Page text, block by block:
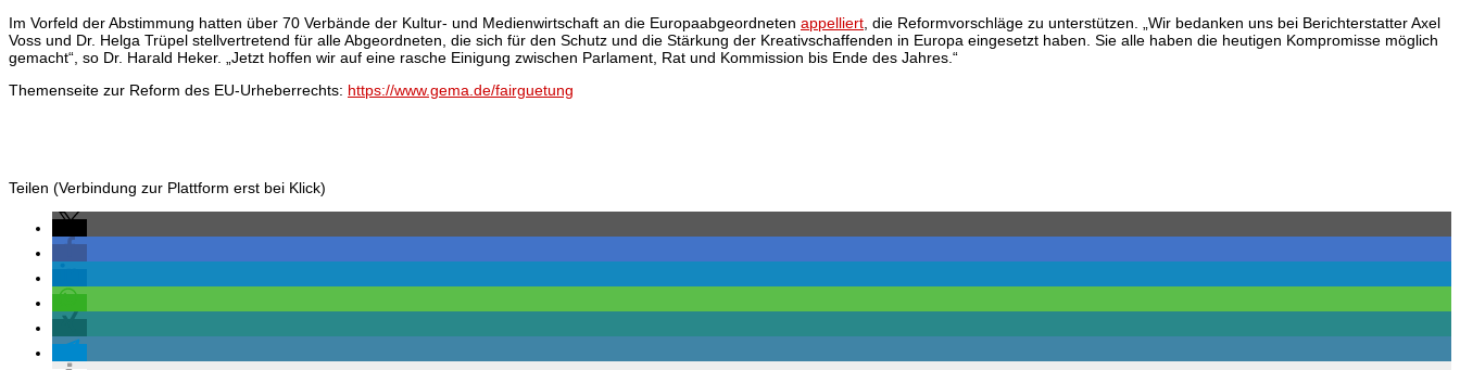
Im Vorfeld der Abstimmung hatten über 70 Verbände der Kultur- und Medienwirtschaft an die Europaabgeordneten appelliert , die Reformvorschläge zu unterstützen. „Wir bedanken uns bei Berichterstatter Axel
Voss und Dr. Helga Trüpel stellvertretend für alle Abgeordneten, die sich für den Schutz und die Stärkung der Kreativschaffenden in Europa eingesetzt haben. Sie alle haben die heutigen Kompromisse möglich
gemacht“, so Dr. Harald Heker. „Jetzt hoffen wir auf eine rasche Einigung zwischen Parlament, Rat und Kommission bis Ende des Jahres.“
Themenseite zur Reform des EU-Urheberrechts: https://www.gema.de/fairguetung
Teilen (Verbindung zur Plattform erst bei Klick)